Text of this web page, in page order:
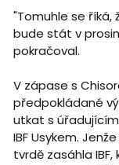
"Tomuhle se říká,
bude stát v
pokračoval.
V zápase s
předpokládané
utkat s
IBF Usykem.
tvrdě zasáhla